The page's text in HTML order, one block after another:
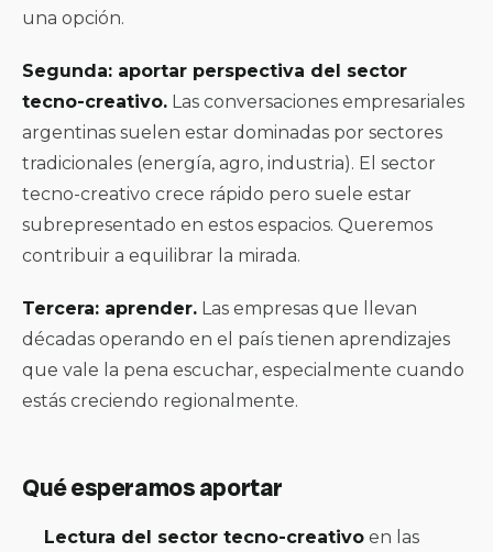
una opción.
Segunda: aportar perspectiva del sector
tecno-creativo. Las conversaciones empresariales
argentinas suelen estar dominadas por sectores
tradicionales (energía, agro, industria). El sector
tecno-creativo crece rápido pero suele estar
subrepresentado en estos espacios. Queremos
contribuir a equilibrar la mirada.
Tercera: aprender. Las empresas que llevan
décadas operando en el país tienen aprendizajes
que vale la pena escuchar, especialmente cuando
estás creciendo regionalmente.
Qué esperamos aportar
Lectura del sector tecno-creativo en las